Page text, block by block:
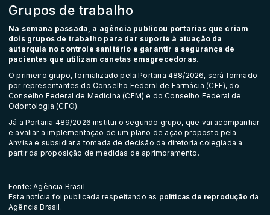
Grupos de trabalho
Na semana passada, a agência publicou portarias que criam
dois grupos de trabalho para dar suporte à atuação da
autarquia no controle sanitário e garantir a segurança de
pacientes que utilizam canetas emagrecedoras.
O primeiro grupo, formalizado pela Portaria 488/2026, será formado
por representantes do Conselho Federal de Farmácia (CFF), do
Conselho Federal de Medicina (CFM) e do Conselho Federal de
Odontologia (CFO).
Já a Portaria 489/2026 institui o segundo grupo, que vai acompanhar
e avaliar a implementação de um plano de ação proposto pela
Anvisa e subsidiar a tomada de decisão da diretoria colegiada a
partir da proposição de medidas de aprimoramento.
Fonte: Agência Brasil
Esta notícia foi publicada respeitando as políticas de reprodução da
Agência Brasil.